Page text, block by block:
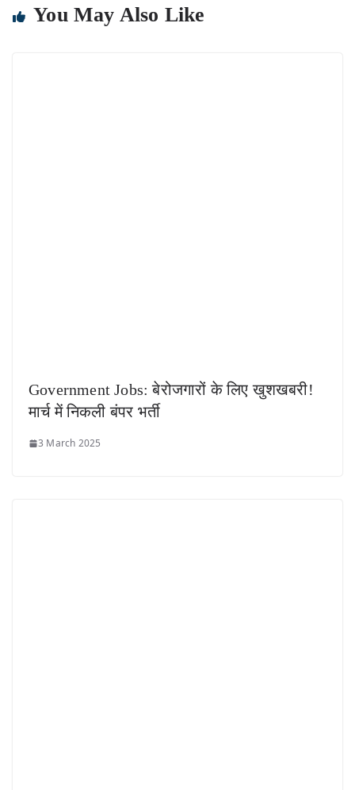
You May Also Like
Government Jobs: बेरोजगारों के लिए खुशखबरी!
मार्च में निकली बंपर भर्ती
3 March 2025